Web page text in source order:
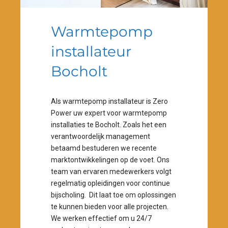
Warmtepomp
installateur
Bocholt
Als warmtepomp installateur is Zero
Power uw expert voor warmtepomp
installaties te Bocholt. Zoals het een
verantwoordelijk management
betaamd bestuderen we recente
marktontwikkelingen op de voet. Ons
team van ervaren medewerkers volgt
regelmatig opleidingen voor continue
bijscholing. Dit laat toe om oplossingen
te kunnen bieden voor alle projecten.
We werken effectief om u 24/7
0
1